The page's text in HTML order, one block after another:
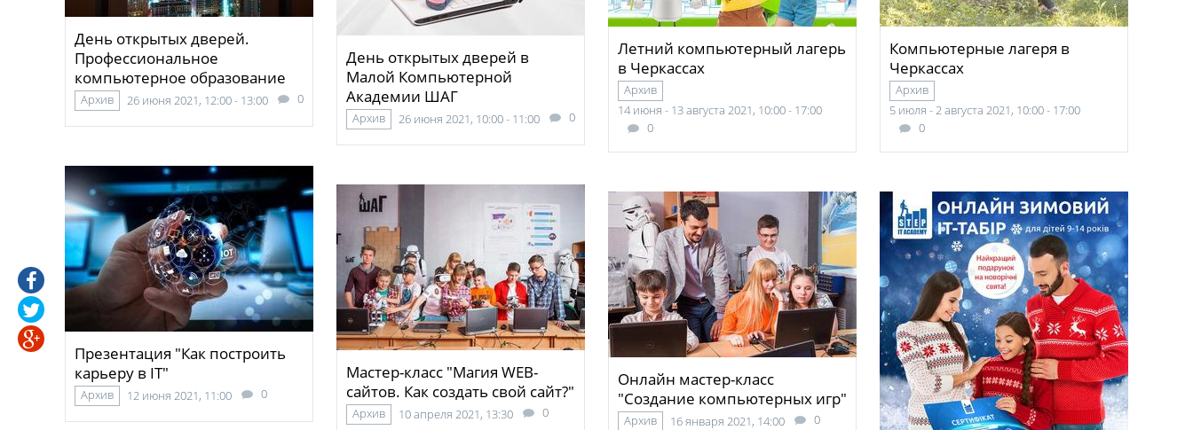
Летний компьютерный лагерь
в Черкассах
Архив
14 июня - 13 августа 2021, 10:00 - 17:00
0
Компьютерные лагеря в
Черкассах
Архив
5 июля - 2 августа 2021, 10:00 - 17:00
0
День открытых дверей.
Профессиональное
компьютерное образование
Архив 26 июня 2021, 12:00 - 13:00 0
День открытых дверей в
Малой Компьютерной
Академии ШАГ
Архив 26 июня 2021, 10:00 - 11:00 0
Презентация "Как построить
карьеру в IT"
Архив 12 июня 2021, 11:00 0
Мастер-класс "Магия WEB-
сайтов. Как создать свой сайт?"
Архив 10 апреля 2021, 13:30 0
Онлайн мастер-класс
"Создание компьютерных игр"
Архив 16 января 2021, 14:00 0